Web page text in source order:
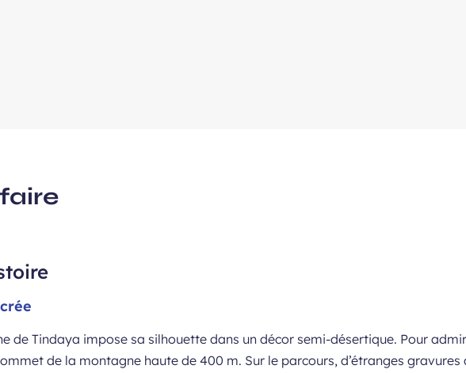
de Tindaya impose sa silhouette dans un décor semi-désertique. Pour
de la montagne haute de 400 m. Sur le parcours, d’étranges gravures